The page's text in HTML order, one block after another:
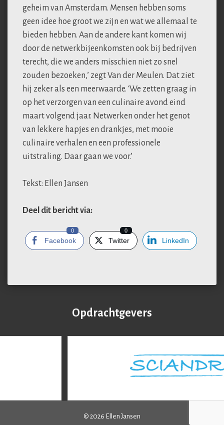
geheim van Amsterdam. Mensen hebben soms
geen idee hoe groot we zijn en wat we allemaal te
bieden hebben. Aan de andere kant komen wij
door de netwerkbijeenkomsten ook bij bedrijven
terecht, die we anders misschien niet zo snel
zouden bezoeken,’ zegt Van der Meulen. Dat ziet
hij zeker als een meerwaarde. ‘We zetten graag in
op het verzorgen van een culinaire avond eind
maart volgend jaar. Netwerken onder het genot
van lekkere hapjes en drankjes, met mooie
culinaire verhalen en een professionele
uitstraling. Daar gaan we voor.’
Tekst: Ellen Jansen
Deel dit bericht via:
Facebook
0
Twitter
0
LinkedIn
Opdrachtgevers
© 2026 Ellen Jansen